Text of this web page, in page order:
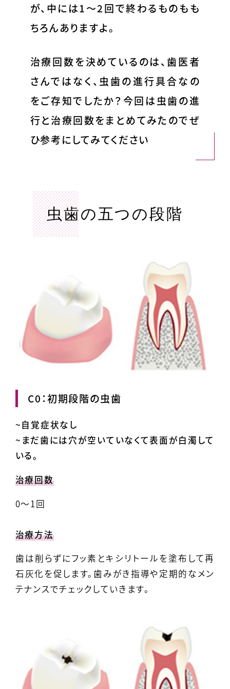
が、中には1～2回で終わるものもも
ちろんありますよ。
治療回数を決めているのは、歯医者
さんではなく、虫歯の進行具合なの
をご存知でしたか？今回は虫歯の進
行と治療回数をまとめてみたのでぜ
ひ参考にしてみてください
虫歯の五つの段階
C0：初期段階の虫歯
~自覚症状なし
~まだ歯には穴が空いていなくて表面が白濁して
いる。
治療回数
0～1回
治療方法
歯は削らずにフッ素とキシリトールを塗布して再
石灰化を促します。歯みがき指導や定期的なメン
テナンスでチェックしていきます。